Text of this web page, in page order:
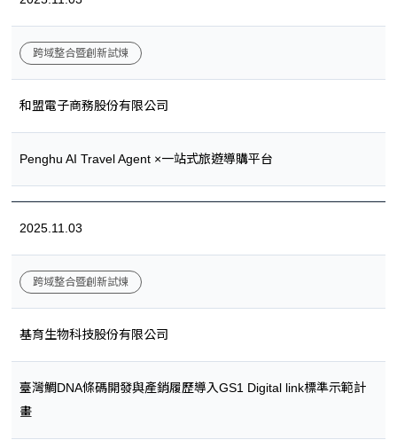
跨域整合暨創新試煉
和盟電子商務股份有限公司
Penghu AI Travel Agent ×一站式旅遊導購平台
2025.11.03
跨域整合暨創新試煉
基育生物科技股份有限公司
臺灣鯛DNA條碼開發與產銷履歷導入GS1 Digital link標準示範計
畫